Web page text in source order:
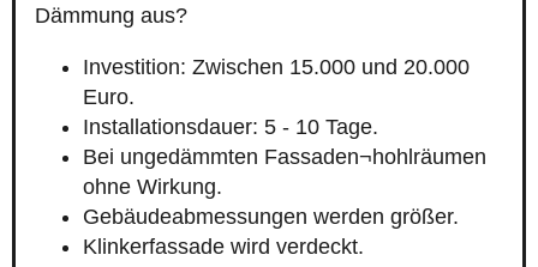
Dämmung aus?
Investition: Zwischen 15.000 und 20.000
Euro.
Installationsdauer: 5 - 10 Tage.
Bei ungedämmten Fassaden¬hohlräumen
ohne Wirkung.
Gebäudeabmessungen werden größer.
Klinkerfassade wird verdeckt.